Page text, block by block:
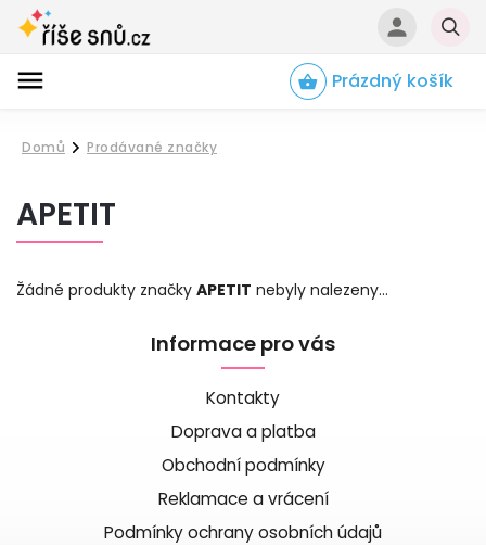
Prázdný košík
Domů
/
Prodávané značky
APETIT
Žádné produkty značky APETIT nebyly nalezeny...
Informace pro vás
Kontakty
Doprava a platba
Obchodní podmínky
Reklamace a vrácení
Podmínky ochrany osobních údajů